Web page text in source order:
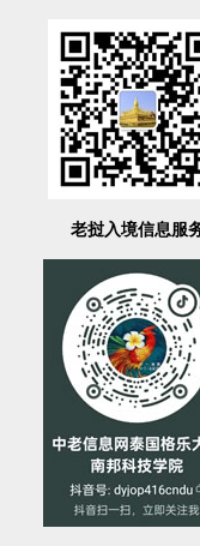
老挝入境信息服